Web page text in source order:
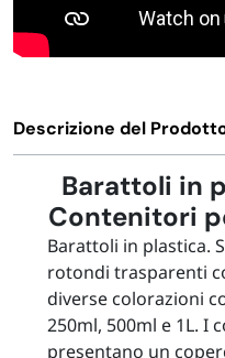
Descrizione del
Barattoli in
Contenitori
Barattoli in plastica.
rotondi trasparenti
diverse colorazioni
250ml, 500ml e 1L. I
presentano un